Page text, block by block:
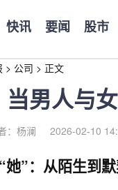
快讯 要闻 股市
> 公司 > 正文
男人与
：杨澜 2026-02-10
她”：从陌生到